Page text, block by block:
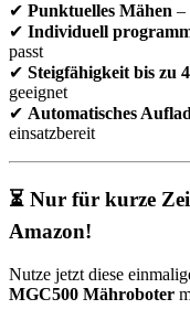
✔ Punktuelles Mähen –
✔ Individuell
passt
✔ Steigfähigkeit bis zu
geeignet
✔ Automatisches
einsatzbereit
⏳ Nur für kurze
Amazon!
Nutze jetzt diese
MGC500 Mähroboter